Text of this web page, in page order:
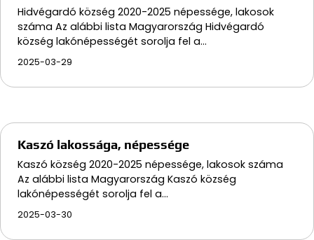
Hidvégardó község 2020-2025 népessége, lakosok
száma Az alábbi lista Magyarország Hidvégardó
község lakónépességét sorolja fel a…
2025-03-29
Kaszó lakossága, népessége
Kaszó község 2020-2025 népessége, lakosok száma
Az alábbi lista Magyarország Kaszó község
lakónépességét sorolja fel a…
2025-03-30